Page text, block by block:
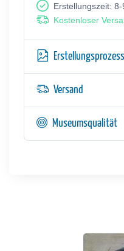
Erstellungszeit:
Kostenloser
Erstellungsprozess
Versand
Museumsqualität